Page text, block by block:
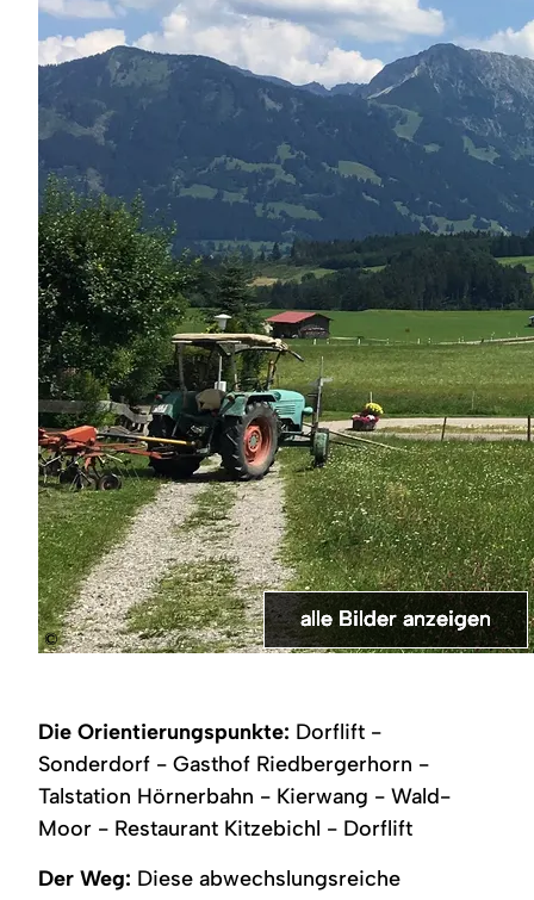
©
alle Bilder anzeigen
nach
Kierwang
alle Bilder anzeigen
alle Bilder anzeigen
alle Bilder anzeigen
alle Bilder anzeigen
zum
Verweilen
ein
alle Bilder anzeigen
Wiesenwege
führt
der
Weg
bis
nach
Kierwang
alle Bilder anzeigen
Allgäuer
Bergwelt
alle Bilder anzeigen
alle Bilder anzeigen
von
Sonderdorf
nach
Kierwang
alle Bilder anzeigen
alle Bilder anzeigen
alle Bilder anzeigen
Bolsterlang
alle Bilder anzeigen
Die Orientierungspunkte: Dorflift -
Sonderdorf - Gasthof Riedbergerhorn -
Talstation Hörnerbahn - Kierwang - Wald-
Moor - Restaurant Kitzebichl - Dorflift
Der Weg: Diese abwechslungsreiche